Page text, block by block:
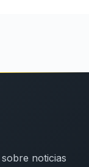
noticias